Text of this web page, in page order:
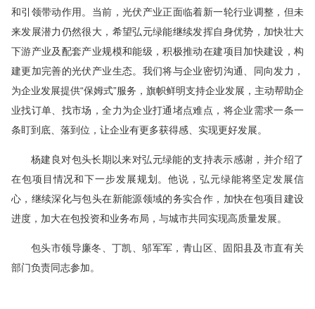
和引领带动作用。当前，光伏产业正面临着新一轮行业调整，但未
来发展潜力仍然很大，希望弘元绿能继续发挥自身优势，加快壮大
下游产业及配套产业规模和能级，积极推动在建项目加快建设，构
建更加完善的光伏产业生态。我们将与企业密切沟通、同向发力，
为企业发展提供“保姆式”服务，旗帜鲜明支持企业发展，主动帮助企
业找订单、找市场，全力为企业打通堵点难点，将企业需求一条一
条盯到底、落到位，让企业有更多获得感、实现更好发展。
杨建良对包头长期以来对弘元绿能的支持表示感谢，并介绍了
在包项目情况和下一步发展规划。他说，弘元绿能将坚定发展信
心，继续深化与包头在新能源领域的务实合作，加快在包项目建设
进度，加大在包投资和业务布局，与城市共同实现高质量发展。
包头市领导廉冬、丁凯、邬军军，青山区、固阳县及市直有关
部门负责同志参加。